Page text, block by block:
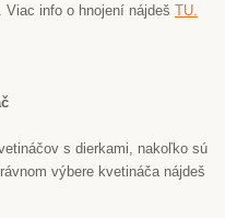
Viac info o hnojení nájdeš TU.
s dierkami, nakoľko sú
výbere kvetináča nájdeš